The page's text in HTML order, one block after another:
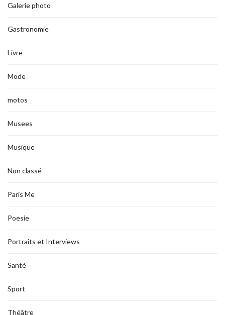
Galerie photo
Gastronomie
Livre
Mode
motos
Musees
Musique
Non classé
Paris Me
Poesie
Portraits et Interviews
Santé
Sport
Théâtre